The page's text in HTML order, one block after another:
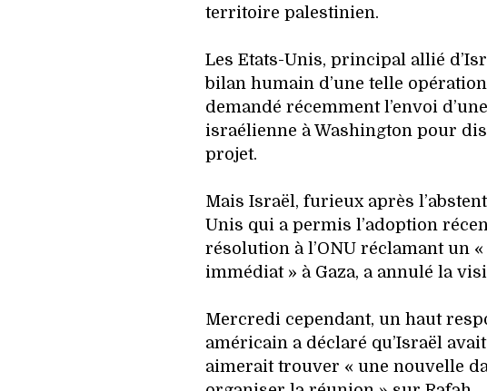
territoire palestinien.
Les Etats-Unis, principal allié
bilan humain d’une telle
demandé récemment l’envoi
israélienne à Washington pour
projet.
Mais Israël, furieux après
Unis qui a permis l’adoption
résolution à l’ONU réclamant un
immédiat » à Gaza, a annulé la
Mercredi cependant, un haut
américain a déclaré qu’Israël
aimerait trouver « une nouvelle